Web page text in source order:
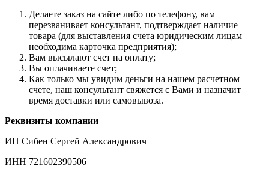
Делаете заказ на сайте либо по телефону, вам
перезванивает консультант, подтверждает наличие
товара (для выставления счета юридическим лицам
необходима карточка предприятия);
Вам высылают счет на оплату;
Вы оплачиваете счет;
Как только мы увидим деньги на нашем расчетном
счете, наш консультант свяжется с Вами и назначит
время доставки или самовывоза.
Реквизиты компании
ИП Сибен Сергей Александрович
ИНН 721602390506